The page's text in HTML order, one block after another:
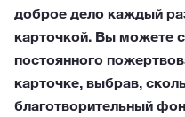
доброе дело каждый
карточкой. Вы можете
постоянного
карточке, выбрав,
благотворительный